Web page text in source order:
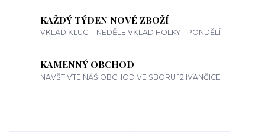
KAŽDÝ TÝDEN NOVÉ ZBOŽÍ
VKLAD KLUCI - NEDĚLE VKLAD HOLKY - PONDĚLÍ
KAMENNÝ OBCHOD
NAVŠTIVTE NÁŠ OBCHOD VE SBORU 12 IVANČICE